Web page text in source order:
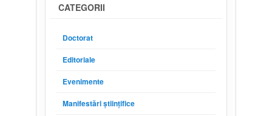
CATEGORII
Doctorat
Editoriale
Evenimente
Manifestări științifice